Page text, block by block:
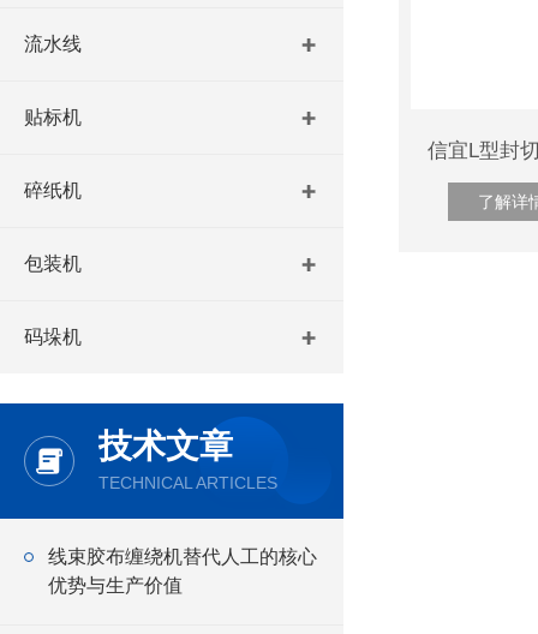
流水线
贴标机
碎纸机
包装机
码垛机
技术文章
TECHNICAL ARTICLES
线束胶布缠绕机替代人工的核心
优势与生产价值
了解详